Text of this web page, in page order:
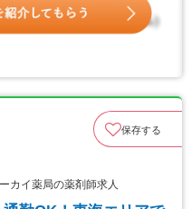
保存する
イ薬局の薬剤師求人